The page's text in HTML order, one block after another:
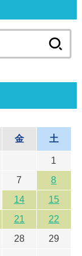
金 土
1
7
8
14
15
21
22
28
29